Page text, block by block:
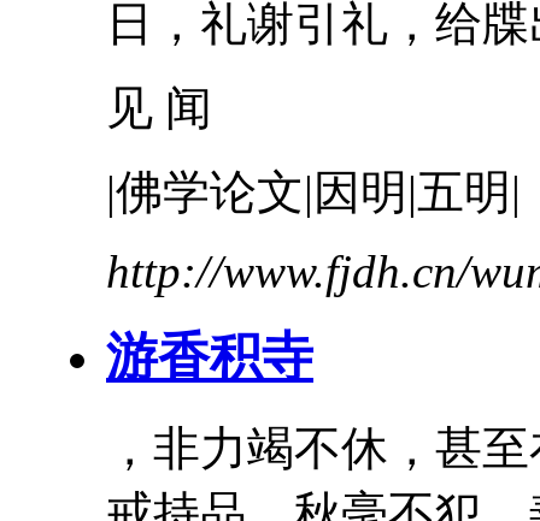
日，礼谢引礼，给
见 闻
|佛学论文|因明|五明|
http://www.fjdh.cn/
游香积寺
，非力竭不休，甚